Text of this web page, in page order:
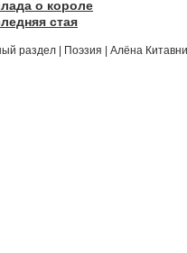
о короле
стая
раздел Поэзия Алёна